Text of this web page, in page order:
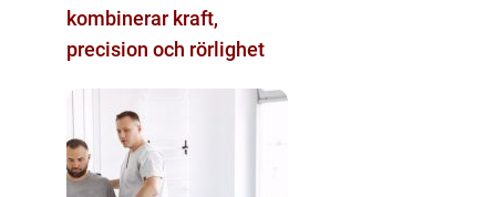
kombinerar kraft,
precision och rörlighet